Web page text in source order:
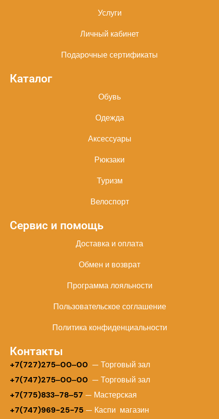
Услуги
Личный кабинет
Подарочные сертификаты
Каталог
Обувь
Одежда
Аксессуары
Рюкзаки
Туризм
Велоспорт
Сервис и помощь
Доставка и оплата
Обмен и возврат
Программа лояльности
Пользовательское соглашение
Политика конфиденциальности
Контакты
+7(727)275‒00‒00 — Торговый зал
+7(747)275‒00‒00 — Торговый зал
+7(775)833‒78‒57 — Мастерская
+7(747)969-25-75 — Каспи магазин